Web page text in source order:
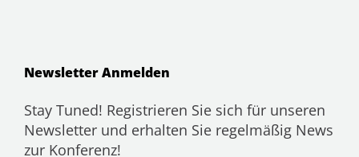
Newsletter Anmelden
Stay Tuned! Registrieren Sie sich für unseren
Newsletter und erhalten Sie regelmäßig News
zur Konferenz!